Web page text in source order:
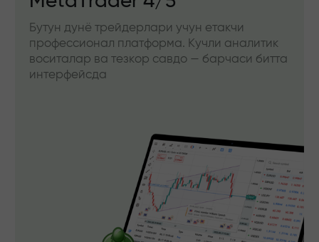
Бутун дунё трейдерлари учун етакчи
профессионал платформа. Кучли аналитик
воситалар ва тезкор савдо — барчаси битта
интерфейсда